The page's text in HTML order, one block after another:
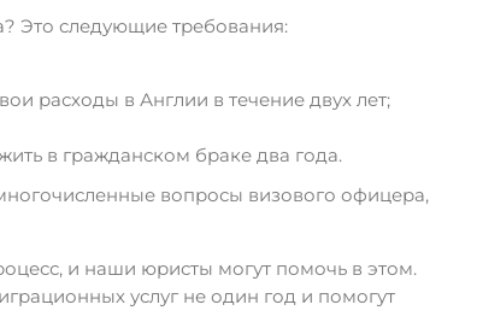
Это следующие требования:
расходы в Англии в течение двух лет;
в гражданском браке два года.
вопросы визового офицера,
и наши юристы могут помочь в этом.
услуг не один год и помогут